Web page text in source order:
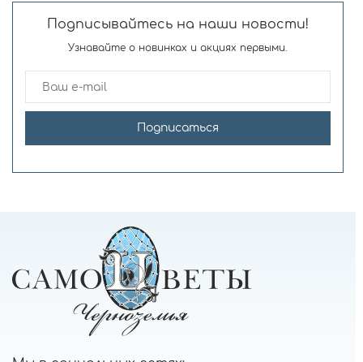
Подписывайтесь на наши новости!
Узнавайте о новинках и акциях первыми.
Подписаться